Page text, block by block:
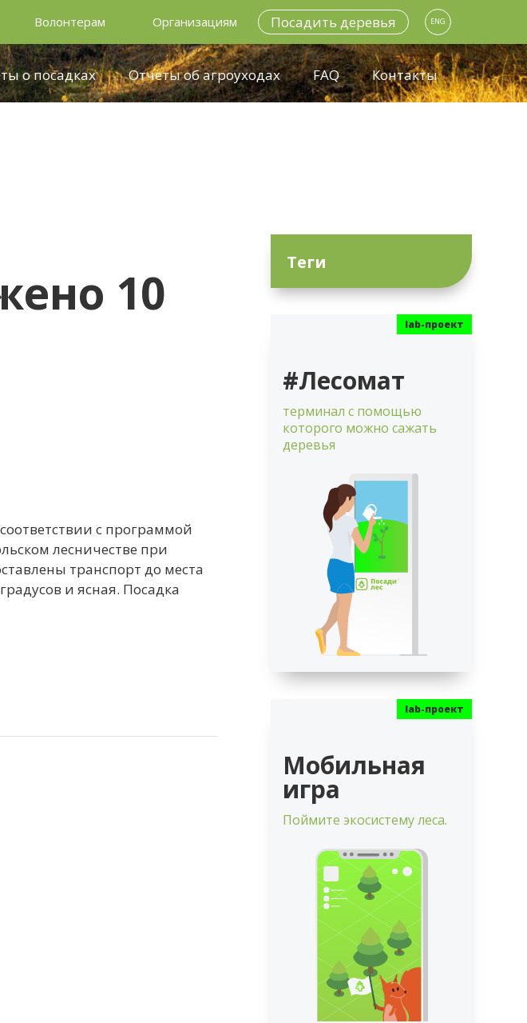
Волонтерам Организациям Посадить деревья ENG
о посадках Отчёты об агроуходах FAQ Контакты
10
с программой
лесничестве при
транспорт до места
и ясная. Посадка
Теги
#Лесомат
терминал с помощью
которого можно сажать
деревья
Мобильная
игра
Поймите экосистему леса.